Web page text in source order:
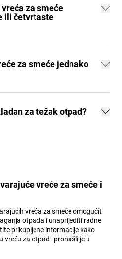
za smeće
ili četvrtaste
za smeće jednako
za težak otpad?
vreće za smeće i
vreća za smeće omogućit
otpada i unaprijediti radne
prikupljene informacije kako
vreću za otpad i pronašli je u